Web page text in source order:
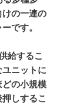
の一連の
です。
給するこ
ニットに
の小規模
しするこ